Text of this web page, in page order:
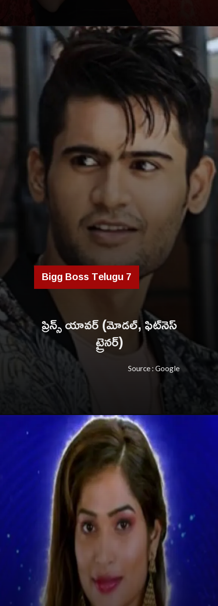
Bigg Boss Telugu 7
ప్రిన్స్ యావర్ (మోడల్, ఫిట్‌నెస్
ట్రైనర్)
Source : Google